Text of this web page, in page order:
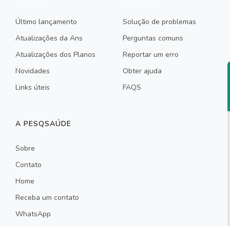
Último lançamento
Atualizações da Ans
Atualizações dos Planos
Novidades
Links úteis
Solução de problemas
Perguntas comuns
Reportar um erro
Obter ajuda
FAQS
A PESQSAÚDE
Sobre
Contato
Home
Receba um contato
WhatsApp